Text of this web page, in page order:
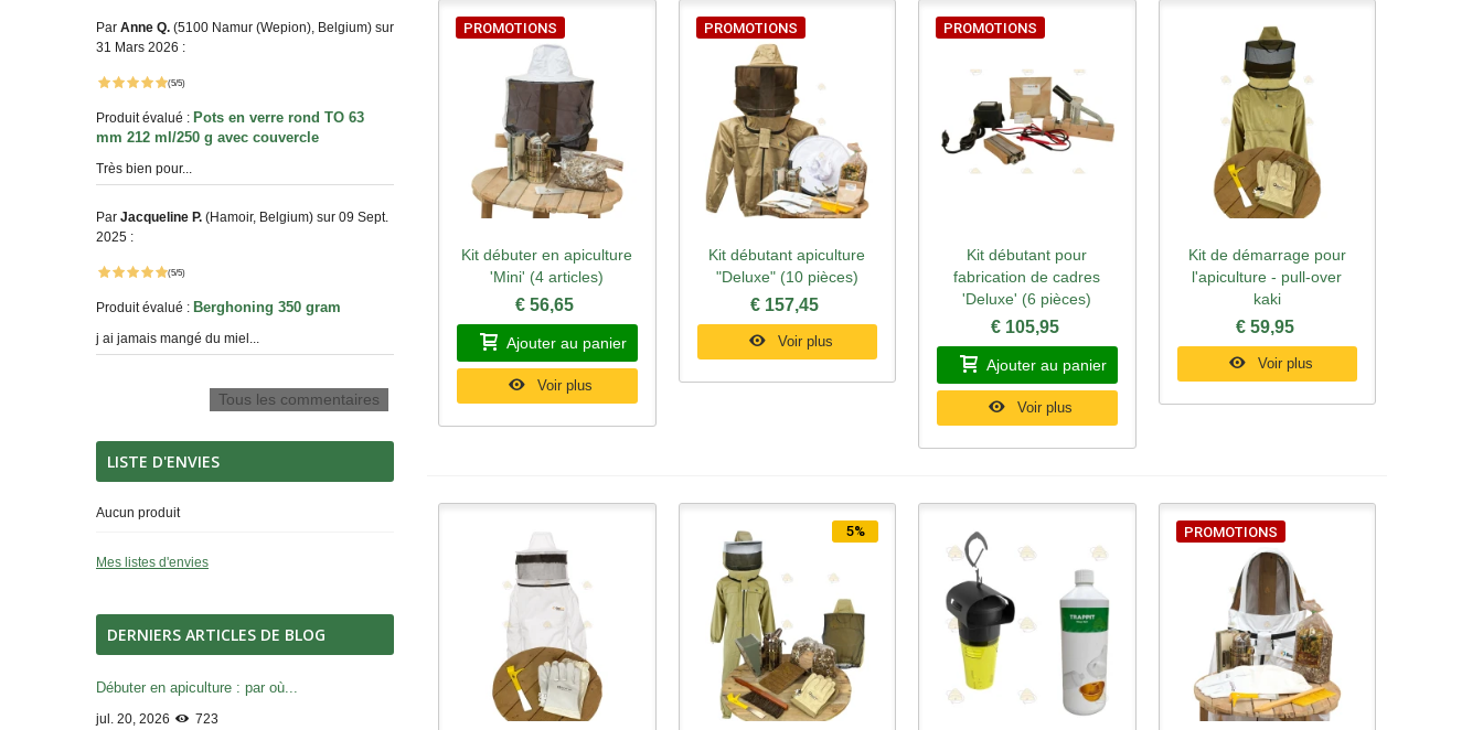
Par Anne Q. (5100 Namur (Wepion), Belgium) sur
31 Mars 2026 :
(5/5)
Produit évalué : Pots en verre rond TO 63
mm 212 ml/250 g avec couvercle
Très bien pour...
Par Jacqueline P. (Hamoir, Belgium) sur 09 Sept.
2025 :
(5/5)
Produit évalué : Berghoning 350 gram
j ai jamais mangé du miel...
Tous les commentaires
LISTE D'ENVIES
Aucun produit
Mes listes d'envies
DERNIERS ARTICLES DE BLOG
Débuter en apiculture : par où...
jul. 20, 2026 723
PROMOTIONS
Aperçu rapide
Kit débuter en apiculture
'Mini' (4 articles)
€ 56,65
Ajouter au panier
Voir plus
PROMOTIONS
Aperçu rapide
Kit débutant apiculture
"Deluxe" (10 pièces)
€ 157,45
Voir plus
PROMOTIONS
Aperçu rapide
Kit débutant pour
fabrication de cadres
'Deluxe' (6 pièces)
€ 105,95
Ajouter au panier
Voir plus
Aperçu rapide
Kit de démarrage pour
l'apiculture - pull-over
kaki
€ 59,95
Voir plus
5% PROMOTIONS